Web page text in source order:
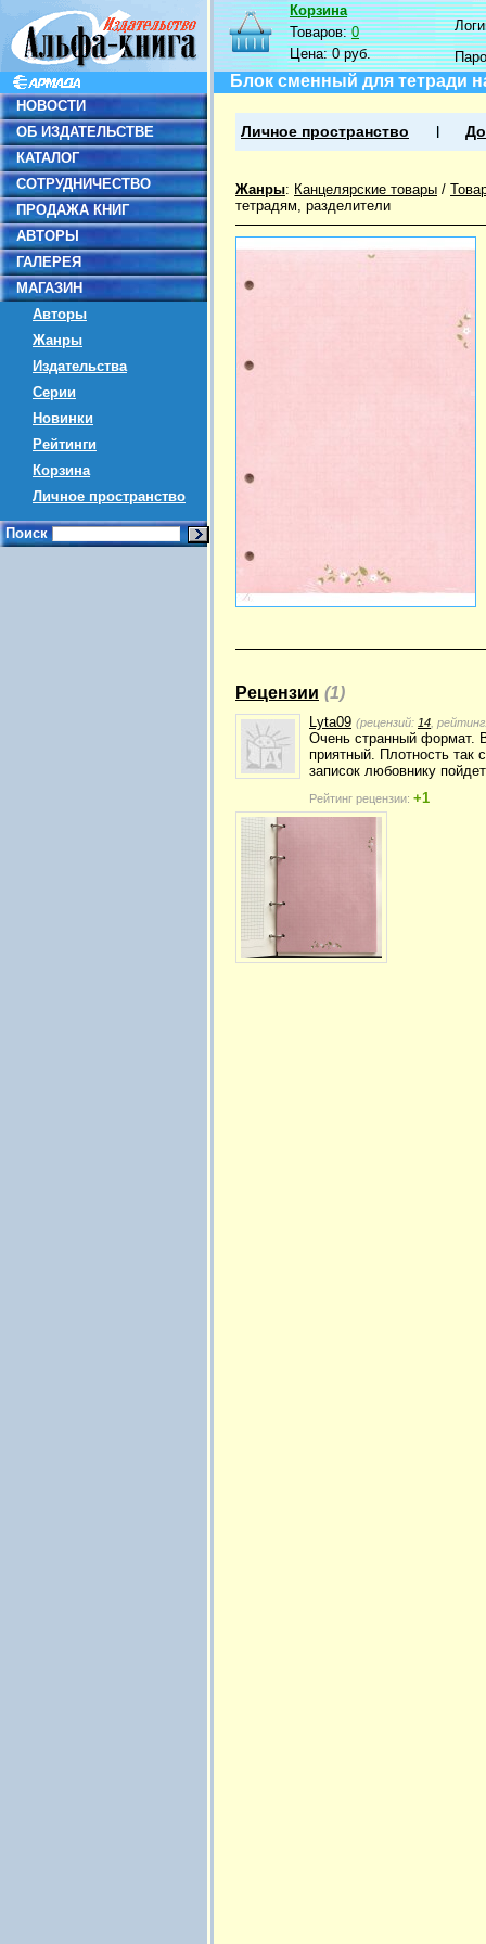
НОВОСТИ
ОБ ИЗДАТЕЛЬСТВЕ
КАТАЛОГ
СОТРУДНИЧЕСТВО
ПРОДАЖА КНИГ
АВТОРЫ
ГАЛЕРЕЯ
МАГАЗИН
Авторы
Жанры
Издательства
Серии
Новинки
Рейтинги
Корзина
Личное пространство
Поиск
Корзина
Товаров:0
Цена:0 руб.
Блок сменный для тетради
Личное пространство
Жанры: Канцелярские товары /
тетрадям, разделители
Рецензии (1)
Lyta09 (рецензий: 14 ,
Очень странный формат.
приятный. Плотность так
записок любовнику
Рейтинг рецензии: +1